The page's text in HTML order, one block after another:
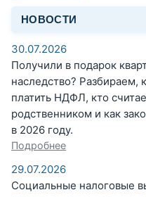
НОВОСТИ
30.07.2026
Получили в подарок
наследство? Разбираем,
платить НДФЛ, кто
родственником и как
в 2026 году.
Подробнее
29.07.2026
Социальные налоговые